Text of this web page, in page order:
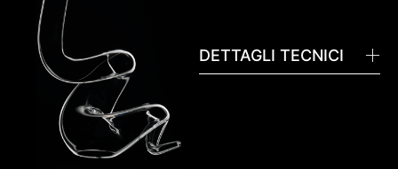
DETTAGLI TECNICI